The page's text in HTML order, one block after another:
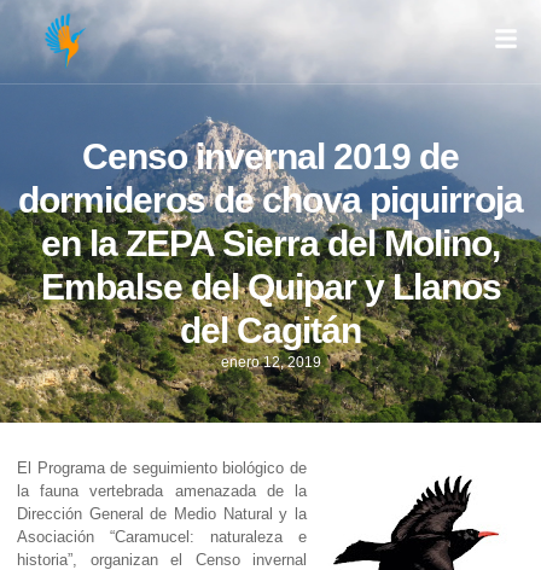
Censo invernal 2019 de
dormideros de chova piquirroja
en la ZEPA Sierra del Molino,
Embalse del Quipar y Llanos
del Cagitán
enero 12, 2019
El Programa de seguimiento biológico de
la fauna vertebrada amenazada de la
Dirección General de Medio Natural y la
Asociación “Caramucel: naturaleza e
historia”, organizan el Censo invernal